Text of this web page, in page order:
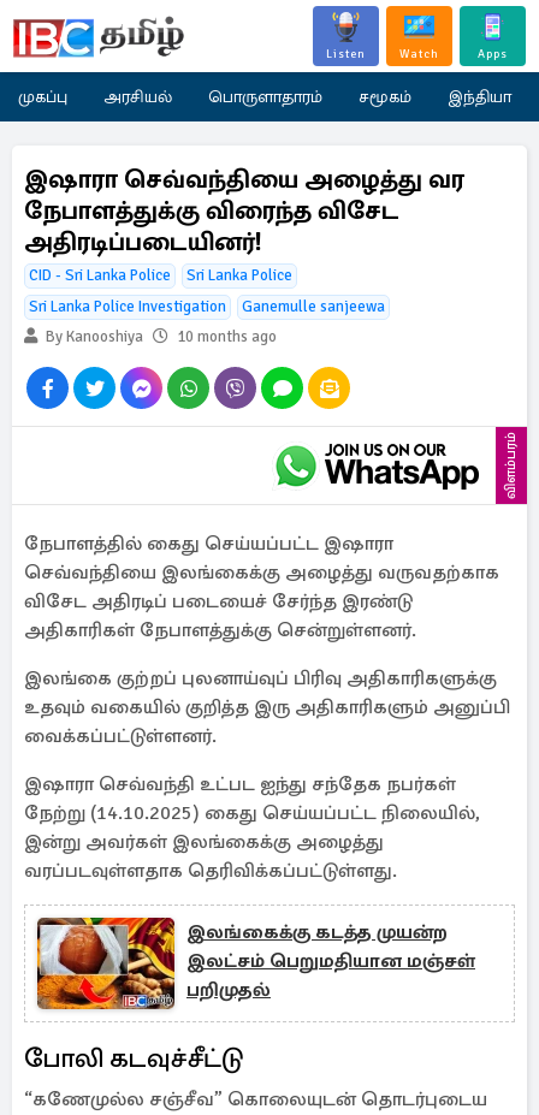
Listen Watch Apps
முகப்பு அரசியல் பொருளாதாரம் சமூகம் இந்தியா
இஷாரா செவ்வந்தியை அழைத்து வர
நேபாளத்துக்கு விரைந்த விசேட
அதிரடிப்படையினர்!
CID - Sri Lanka Police
Sri Lanka Police
Sri Lanka Police Investigation
Ganemulle sanjeewa
By Kanooshiya
10 months ago
விளம்பரம்
நேபாளத்தில் கைது செய்யப்பட்ட இஷாரா
செவ்வந்தியை இலங்கைக்கு அழைத்து வருவதற்காக
விசேட அதிரடிப் படையைச் சேர்ந்த இரண்டு
அதிகாரிகள் நேபாளத்துக்கு சென்றுள்ளனர்.
இலங்கை குற்றப் புலனாய்வுப் பிரிவு அதிகாரிகளுக்கு
உதவும் வகையில் குறித்த இரு அதிகாரிகளும் அனுப்பி
வைக்கப்பட்டுள்ளனர்.
இஷாரா செவ்வந்தி உட்பட ஐந்து சந்தேக நபர்கள்
நேற்று (14.10.2025) கைது செய்யப்பட்ட நிலையில்,
இன்று அவர்கள் இலங்கைக்கு அழைத்து
வரப்படவுள்ளதாக தெரிவிக்கப்பட்டுள்ளது.
இலங்கைக்கு கடத்த முயன்ற
இலட்சம் பெறுமதியான மஞ்சள்
பறிமுதல்
போலி கடவுச்சீட்டு
“கணேமுல்ல சஞ்சீவ” கொலையுடன் தொடர்புடைய